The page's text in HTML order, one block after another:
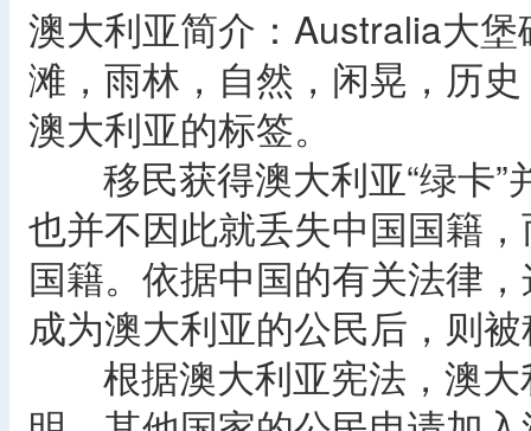
澳大利亚简介：Australia大
滩，雨林，自然，闲晃，历
澳大利亚的标签。
移民获得澳大利亚“绿卡”
也并不因此就丢失中国国籍
国籍。依据中国的有关法律
成为澳大利亚的公民后，则
根据澳大利亚宪法，澳大